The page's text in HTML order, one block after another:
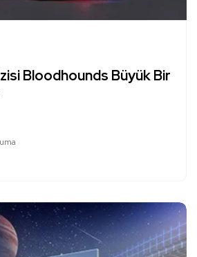
Bloodhounds Büyük Bir